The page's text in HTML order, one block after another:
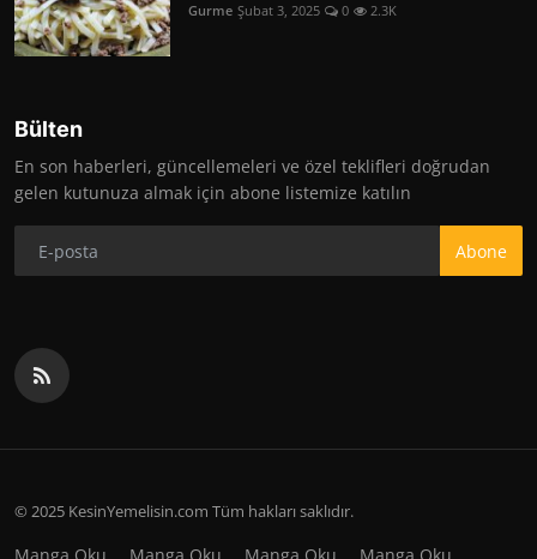
Gurme Şubat 3, 2025 0 2.3K
Bülten
En son haberleri, güncellemeleri ve özel teklifleri doğrudan
gelen kutunuza almak için abone listemize katılın
Abone
© 2025 KesinYemelisin.com Tüm hakları saklıdır.